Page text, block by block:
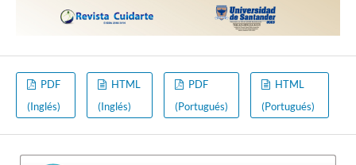
PDF
(Inglés)
HTML
(Inglés)
PDF
(Portugués)
HTML
(Portugués)